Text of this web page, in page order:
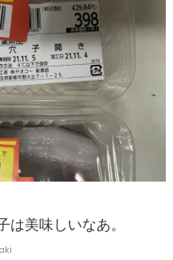
美味しいなあ。